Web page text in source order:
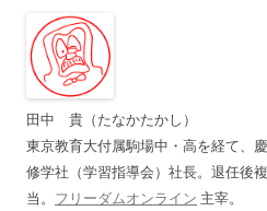
ー
シ
ョ
ン
田中 貴（たなかたかし）
東京教育大付属駒場中・高を経て、
修学社（学習指導会）社長。退任後
当。 フリーダムオンライン 主宰。